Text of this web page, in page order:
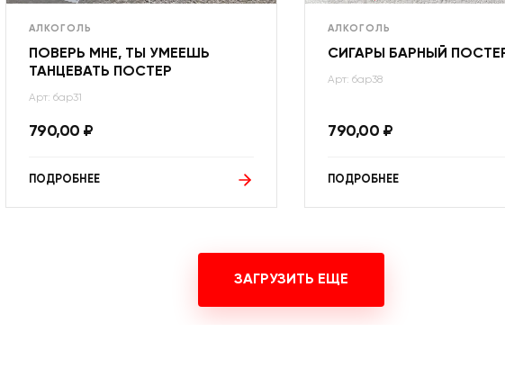
АЛКОГОЛЬ
ПОВЕРЬ МНЕ, ТЫ УМЕЕШЬ
ТАНЦЕВАТЬ ПОСТЕР
Арт: бар31
790,00 ₽
ПОДРОБНЕЕ
АЛКОГОЛЬ
СИГАРЫ БАРНЫЙ
Арт: бар38
790,00 ₽
ПОДРОБНЕЕ
ЗАГРУЗИТЬ ЕЩЕ